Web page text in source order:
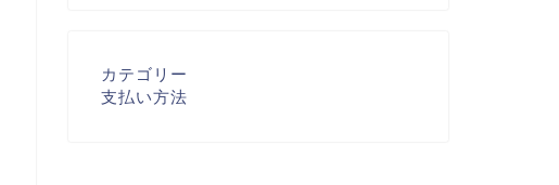
カテゴリー
支払い方法